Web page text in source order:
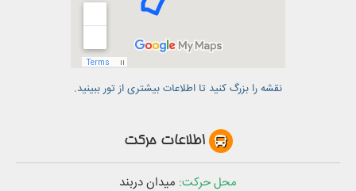
نقشه را بزرگ کنید تا اطلاعات بیشتری از تور ببینید.
اطلاعات حرکت
محل حرکت: میدان دربند